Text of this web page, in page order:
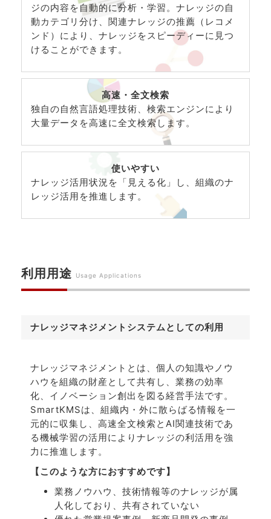
ジの内容を自動的に分析・学習。ナレッジの自
動カテゴリ分け、関連ナレッジの推薦（レコメ
ンド）により、ナレッジをスピーディーに見つ
けることができます。
高速・全文検索
独自の自然言語処理技術、検索エンジンにより
大量データを高速に全文検索します。
使いやすい
ナレッジ活用状況を「見える化」し、組織のナ
レッジ活用を推進します。
利用用途 Usage Applications
ナレッジマネジメントシステムとしての利用
ナレッジマネジメントとは、個人の知識やノウ
ハウを組織の財産として共有し、業務の効率
化、イノベーション創出を図る経営手法です。
SmartKMSは、組織内・外に散らばる情報を一
元的に収集し、高速全文検索とAI関連技術であ
る機械学習の活用によりナレッジの利活用を強
力に推進します。
【このような方におすすめです】
業務ノウハウ、技術情報等のナレッジが属
人化しており、共有されていない